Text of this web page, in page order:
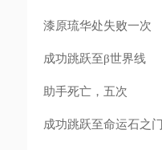
漆原琉华处失败一次
成功跳跃至β世界线
助手死亡，五次
成功跳跃至命运石之门